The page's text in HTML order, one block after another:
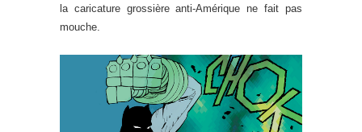
la caricature grossière anti-Amérique ne fait pas
mouche.